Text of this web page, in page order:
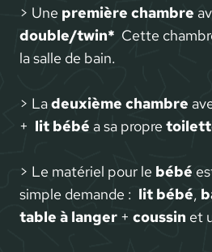
> Une première chambre
double/twin* Cette
la salle de bain.
> Ladeuxième chambre
+ lit bébé a sa propre
> Le matériel pour le bébé
simple demande : lit bébé,
table à langer + coussin et